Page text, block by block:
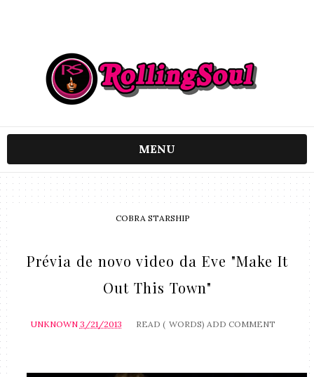
MENU
COBRA STARSHIP
Prévia de novo video da Eve "Make It
Out This Town"
UNKNOWN 3/21/2013 READ ( WORDS) ADD COMMENT